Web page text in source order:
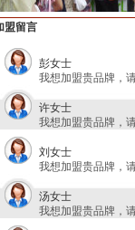
盟留言
吴女士
彭女士
我想加盟贵品牌，
许女士
我想加盟贵品牌，
刘女士
我想加盟贵品牌，
汤女士
我想加盟贵品牌，